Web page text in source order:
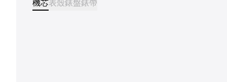
機芯表殼錶盤錶帶